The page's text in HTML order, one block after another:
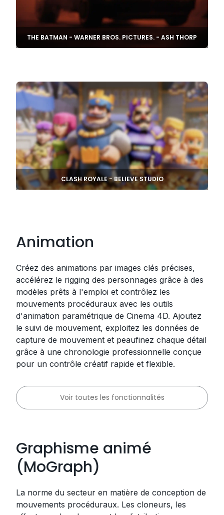
THE BATMAN - WARNER BROS. PICTURES. - ASH THORP
CLASH ROYALE - BELIEVE STUDIO
Animation
Créez des animations par images clés précises,
accélérez le rigging des personnages grâce à des
modèles prêts à l'emploi et contrôlez les
mouvements procéduraux avec les outils
d'animation paramétrique de Cinema 4D. Ajoutez
le suivi de mouvement, exploitez les données de
capture de mouvement et peaufinez chaque détail
grâce à une chronologie professionnelle conçue
pour un contrôle créatif rapide et flexible.
Voir toutes les fonctionnalités
Graphisme animé
(MoGraph)
La norme du secteur en matière de conception de
mouvements procéduraux. Les cloneurs, les